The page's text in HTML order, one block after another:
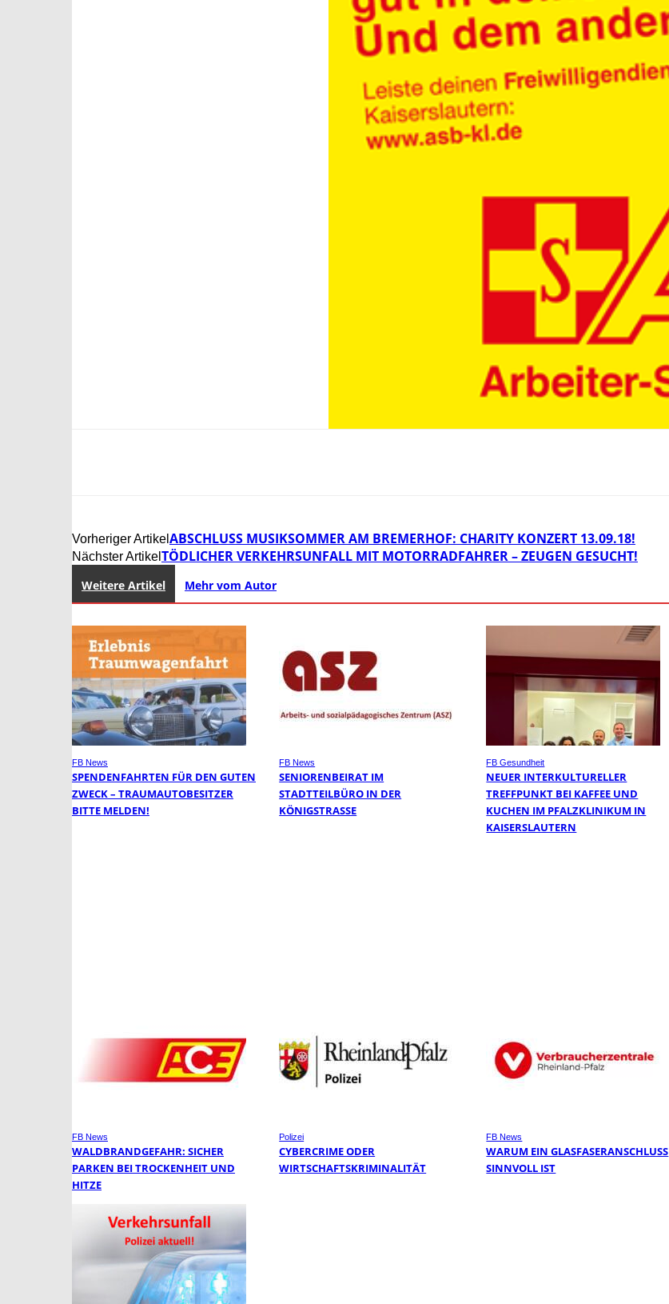
Vorheriger Artikel ABSCHLUSS MUSIKSOMMER AM BREMERHOF: CHARITY KONZERT 13.09.18!
Nächster Artikel TÖDLICHER VERKEHRSUNFALL MIT MOTORRADFAHRER – ZEUGEN GESUCHT!
Weitere Artikel Mehr vom Autor
FB News
SPENDENFAHRTEN FÜR DEN GUTEN
ZWECK – TRAUMAUTOBESITZER
BITTE MELDEN!
FB News
SENIORENBEIRAT IM
STADTTEILBÜRO IN DER
KÖNIGSTRASSE
FB Gesundheit
NEUER INTERKULTURELLER
TREFFPUNKT BEI KAFFEE UND
KUCHEN IM PFALZKLINIKUM IN
KAISERSLAUTERN
FB News
WALDBRANDGEFAHR: SICHER
PARKEN BEI TROCKENHEIT UND
HITZE
Polizei
CYBERCRIME ODER
WIRTSCHAFTSKRIMINALITÄT
FB News
WARUM EIN GLASFASERANSCHLUSS
SINNVOLL IST